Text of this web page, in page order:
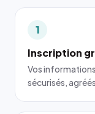
1
Inscription
Vos
sécurisés,